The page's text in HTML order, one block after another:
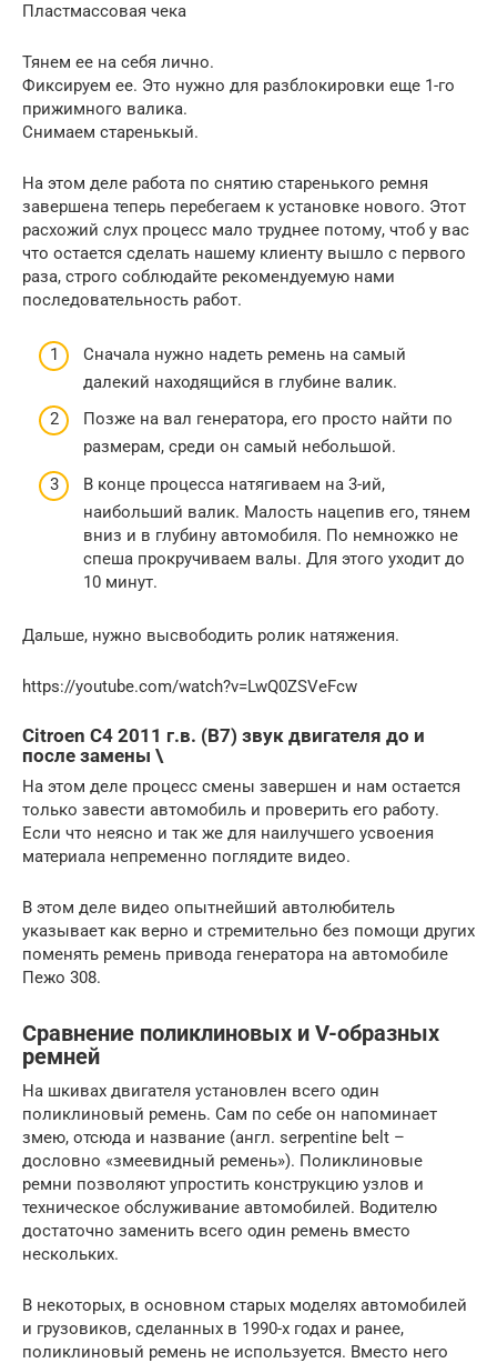
Пластмассовая чека
Тянем ее на себя лично.
Фиксируем ее. Это нужно для разблокировки еще 1-го
прижимного валика.
Снимаем старенькый.
На этом деле работа по снятию старенького ремня
завершена теперь перебегаем к установке нового. Этот
расхожий слух процесс мало труднее потому, чтоб у вас
что остается сделать нашему клиенту вышло с первого
раза, строго соблюдайте рекомендуемую нами
последовательность работ.
Сначала нужно надеть ремень на самый
далекий находящийся в глубине валик.
Позже на вал генератора, его просто найти по
размерам, среди он самый небольшой.
В конце процесса натягиваем на 3-ий,
наибольший валик. Малость нацепив его, тянем
вниз и в глубину автомобиля. По немножко не
спеша прокручиваем валы. Для этого уходит до
10 минут.
Дальше, нужно высвободить ролик натяжения.
https://youtube.com/watch?v=LwQ0ZSVeFcw
Citroen C4 2011 г.в. (B7) звук двигателя до и
после замены \
На этом деле процесс смены завершен и нам остается
только завести автомобиль и проверить его работу.
Если что неясно и так же для наилучшего усвоения
материала непременно поглядите видео.
В этом деле видео опытнейший автолюбитель
указывает как верно и стремительно без помощи других
поменять ремень привода генератора на автомобиле
Пежо 308.
Сравнение поликлиновых и V-образных
ремней
На шкивах двигателя установлен всего один
поликлиновый ремень. Сам по себе он напоминает
змею, отсюда и название (англ. serpentine belt –
дословно «змеевидный ремень»). Поликлиновые
ремни позволяют упростить конструкцию узлов и
техническое обслуживание автомобилей. Водителю
достаточно заменить всего один ремень вместо
нескольких.
В некоторых, в основном старых моделях автомобилей
и грузовиков, сделанных в 1990-х годах и ранее,
поликлиновый ремень не используется. Вместо него